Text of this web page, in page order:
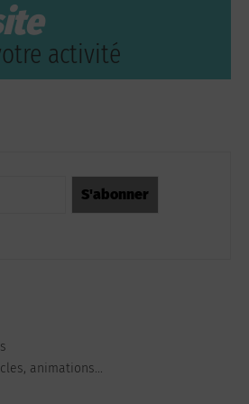
activité
animations...